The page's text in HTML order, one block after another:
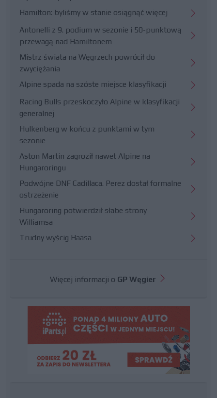
Hamilton: byliśmy w stanie osiągnąć więcej
Antonelli z 9. podium w sezonie i 50-punktową
przewagą nad Hamiltonem
Mistrz świata na Węgrzech powrócił do
zwyciężania
Alpine spada na szóste miejsce klasyfikacji
Racing Bulls przeskoczyło Alpine w klasyfikacji
generalnej
Hulkenberg w końcu z punktami w tym
sezonie
Aston Martin zagroził nawet Alpine na
Hungaroringu
Podwójne DNF Cadillaca. Perez dostał formalne
ostrzeżenie
Hungaroring potwierdził słabe strony
Williamsa
Trudny wyścig Haasa
Więcej informacji o GP Węgier